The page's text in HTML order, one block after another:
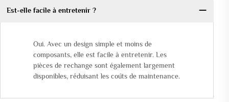
Est-elle facile à entretenir ?
Oui. Avec un design simple et moins de
composants, elle est facile à entretenir. Les
pièces de rechange sont également largement
disponibles, réduisant les coûts de maintenance.